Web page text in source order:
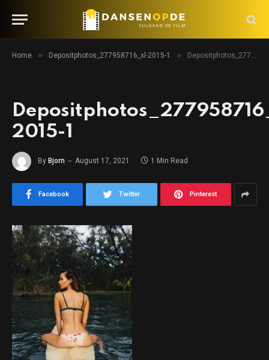
Home » Depositphotos_277958716_xl-2015-1 » Depositphotos_277958716_xl-2015-1
2015-1
By Bjorn August 17, 2021 1 Min Read
Facebook Twitter Pinterest